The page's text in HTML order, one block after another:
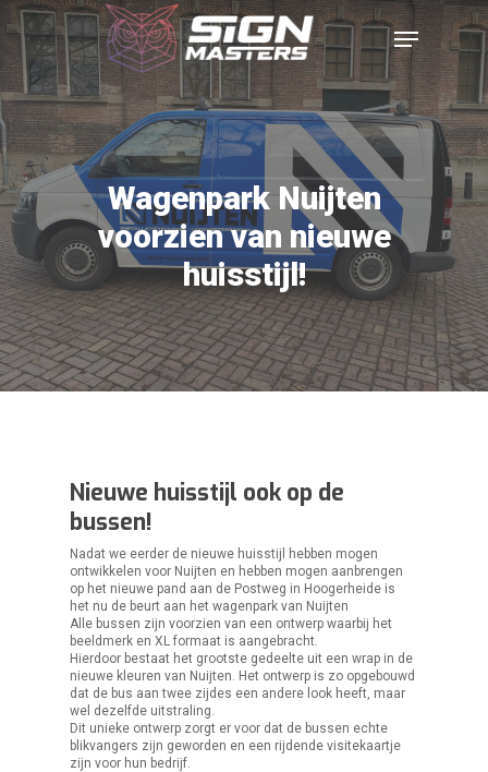
Wagenpark Nuijten
voorzien van nieuwe
huisstijl!
Nieuwe huisstijl ook op de
bussen!
Nadat we eerder de nieuwe huisstijl hebben mogen
ontwikkelen voor Nuijten en hebben mogen aanbrengen
op het nieuwe pand aan de Postweg in Hoogerheide is
het nu de beurt aan het wagenpark van Nuijten
Alle bussen zijn voorzien van een ontwerp waarbij het
beeldmerk en XL formaat is aangebracht.
Hierdoor bestaat het grootste gedeelte uit een wrap in de
nieuwe kleuren van Nuijten. Het ontwerp is zo opgebouwd
dat de bus aan twee zijdes een andere look heeft, maar
wel dezelfde uitstraling.
Dit unieke ontwerp zorgt er voor dat de bussen echte
blikvangers zijn geworden en een rijdende visitekaartje
zijn voor hun bedrijf.